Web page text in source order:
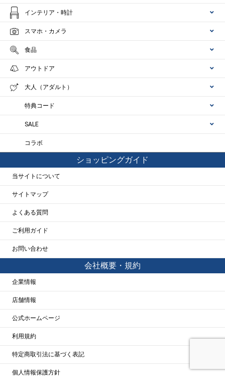
インテリア・時計
スマホ・カメラ
食品
アウトドア
大人（アダルト）
特典コード
SALE
コラボ
ショッピングガイド
当サイトについて
サイトマップ
よくある質問
ご利用ガイド
お問い合わせ
会社概要・規約
企業情報
店舗情報
公式ホームページ
利用規約
特定商取引法に基づく表記
個人情報保護方針